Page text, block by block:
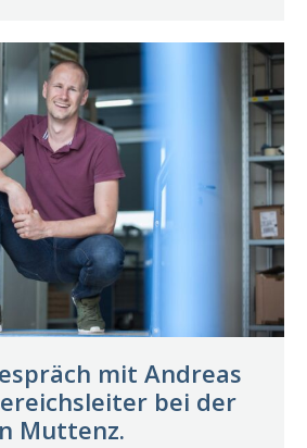
mit Andreas
bei der
Muttenz.